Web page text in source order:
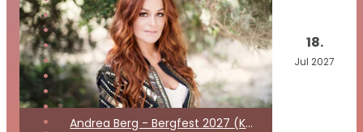
Andrea Berg - Bergfest 2027 (Kein Konzert)
18.
Jul 2027